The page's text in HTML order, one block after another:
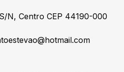
N, Centro CEP 44190-000